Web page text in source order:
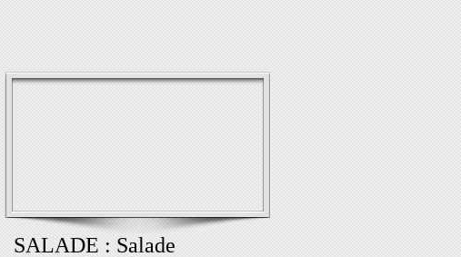
SALADE : Salade